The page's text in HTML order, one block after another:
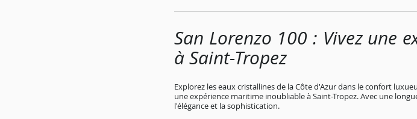
San Lorenzo 100 : Vivez une
à Saint-Tropez
Explorez les eaux cristallines de la Côte d'Azur dans le confort
une expérience maritime inoubliable à Saint-Tropez. Avec une
l'élégance et la sophistication.